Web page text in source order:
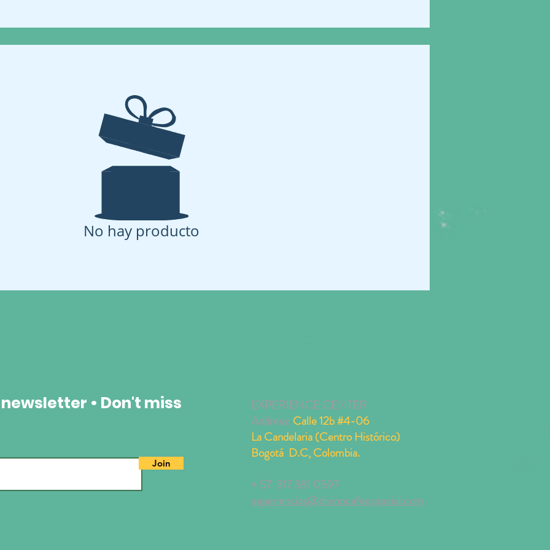
No hay producto
• Don't miss
Join
EXPERIENCE CENTER
Address: Calle 12b #4-06
La Candelaria (Centro Histórico)
Bogotá D.C, Colombia.
+ 57 317 381 0597
experiencias@divinocafeespecial.com